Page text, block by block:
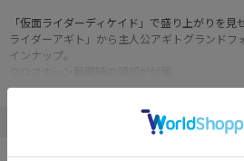
「仮面ライダーディケイド」で盛り上がりを
ライダーアギト」から主人公アギトグランドフ
インナップ。
コンパウンドアイズとオルタリング中央部はク
" バンダイスピリッツ コレクターズ事業